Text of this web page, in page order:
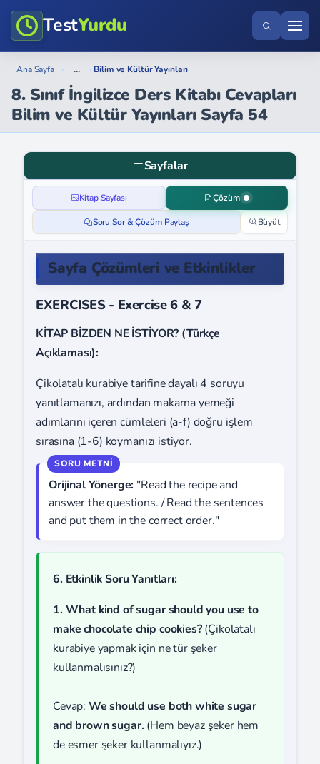
TestYurdu
Ana Sayfa › ... › Bilim ve Kültür Yayınları
8. Sınıf İngilizce Ders Kitabı Cevapları
Bilim ve Kültür Yayınları Sayfa 54
Sayfalar
Kitap Sayfası Çözüm
Soru Sor & Çözüm Paylaş Büyüt
Sayfa Çözümleri ve Etkinlikler
EXERCISES - Exercise 6 & 7
KİTAP BİZDEN NE İSTİYOR? (Türkçe
Açıklaması):
Çikolatalı kurabiye tarifine dayalı 4 soruyu
yanıtlamanızı, ardından makarna yemeği
adımlarını içeren cümleleri (a-f) doğru işlem
sırasına (1-6) koymanızı istiyor.
Orijinal Yönerge: "Read the recipe and
answer the questions. / Read the sentences
and put them in the correct order."
6. Etkinlik Soru Yanıtları:
1. What kind of sugar should you use to
make chocolate chip cookies?(Çikolatalı
kurabiye yapmak için ne tür şeker
kullanmalısınız?)
Cevap: We should use both white sugar
and brown sugar. (Hem beyaz şeker hem
de esmer şeker kullanmalıyız.)